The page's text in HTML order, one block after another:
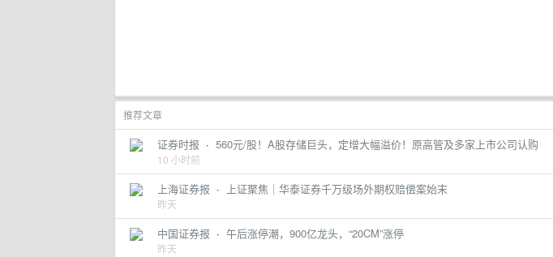
推荐文章
证券时报 · 560元/股！A股存储巨头，定增大幅溢价！原高管及多家上市公司认购
10 小时前
上海证券报 · 上证聚焦｜华泰证券千万级场外期权赔偿案始末
昨天
中国证券报 · 午后涨停潮，900亿龙头，“20CM”涨停
昨天